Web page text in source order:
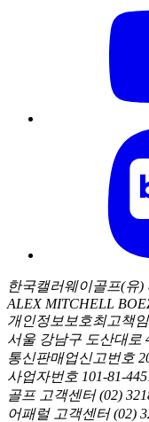
한국캘러웨이골프(유)
ALEX MITCHELL
개인정보보호최고책
서울 강남구 도산대로
통신판매업신고번호
사업자번호 101-81-
골프 고객센터 (02)
어패럴 고객센터 (02)